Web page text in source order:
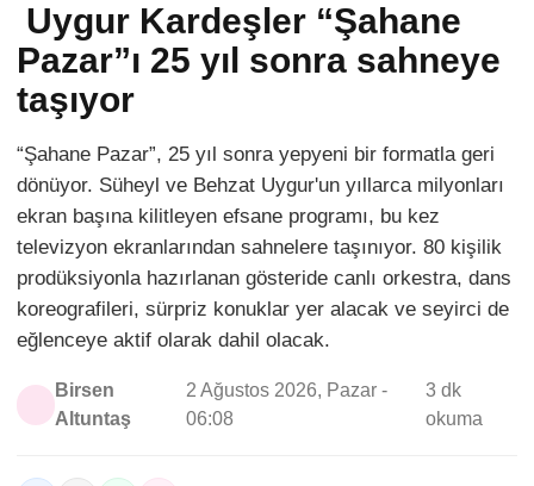
Uygur Kardeşler “Şahane
Pazar”ı 25 yıl sonra sahneye
taşıyor
“Şahane Pazar”, 25 yıl sonra yepyeni bir formatla geri
dönüyor. Süheyl ve Behzat Uygur'un yıllarca milyonları
ekran başına kilitleyen efsane programı, bu kez
televizyon ekranlarından sahnelere taşınıyor. 80 kişilik
prodüksiyonla hazırlanan gösteride canlı orkestra, dans
koreografileri, sürpriz konuklar yer alacak ve seyirci de
eğlenceye aktif olarak dahil olacak.
Birsen
Altuntaş
2 Ağustos 2026, Pazar -
06:08
3 dk
okuma